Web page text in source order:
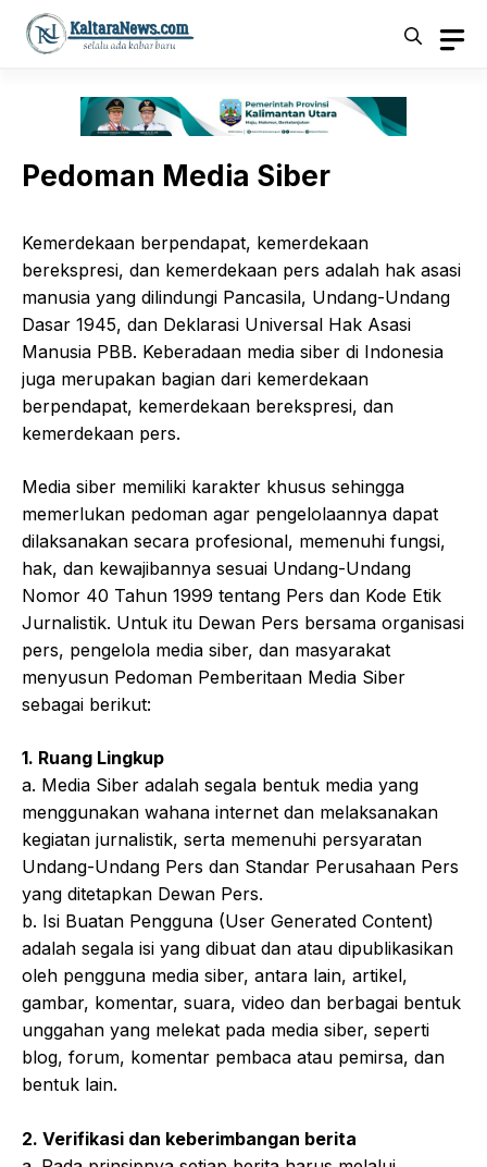
Langsung
Pedoman Media Siber
Kemerdekaan berpendapat, kemerdekaan
berekspresi, dan kemerdekaan pers adalah hak asasi
manusia yang dilindungi Pancasila, Undang-Undang
Dasar 1945, dan Deklarasi Universal Hak Asasi
Manusia PBB. Keberadaan media siber di Indonesia
juga merupakan bagian dari kemerdekaan
berpendapat, kemerdekaan berekspresi, dan
kemerdekaan pers.
Media siber memiliki karakter khusus sehingga
memerlukan pedoman agar pengelolaannya dapat
dilaksanakan secara profesional, memenuhi fungsi,
hak, dan kewajibannya sesuai Undang-Undang
Nomor 40 Tahun 1999 tentang Pers dan Kode Etik
Jurnalistik. Untuk itu Dewan Pers bersama organisasi
pers, pengelola media siber, dan masyarakat
menyusun Pedoman Pemberitaan Media Siber
sebagai berikut:
1. Ruang Lingkup
a. Media Siber adalah segala bentuk media yang
menggunakan wahana internet dan melaksanakan
kegiatan jurnalistik, serta memenuhi persyaratan
Undang-Undang Pers dan Standar Perusahaan Pers
yang ditetapkan Dewan Pers.
b. Isi Buatan Pengguna (User Generated Content)
adalah segala isi yang dibuat dan atau dipublikasikan
oleh pengguna media siber, antara lain, artikel,
gambar, komentar, suara, video dan berbagai bentuk
unggahan yang melekat pada media siber, seperti
blog, forum, komentar pembaca atau pemirsa, dan
bentuk lain.
2. Verifikasi dan keberimbangan berita